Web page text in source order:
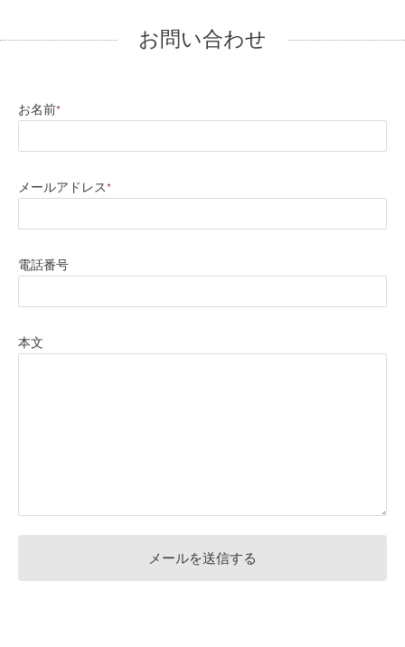
お問い合わせ
お名前*
メールアドレス*
電話番号
本文